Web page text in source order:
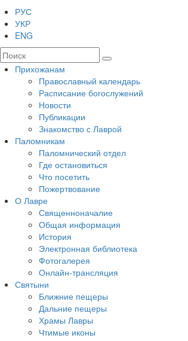
РУС
УКР
ENG
Прихожанам
Православный календарь
Расписание богослужений
Новости
Публикации
Знакомство с Лаврой
Паломникам
Паломнический отдел
Где остановиться
Что посетить
Пожертвование
О Лавре
Священноначалие
Общая информация
История
Электронная библиотека
Фотогалерея
Онлайн-трансляция
Святыни
Ближние пещеры
Дальние пещеры
Храмы Лавры
Чтимые иконы